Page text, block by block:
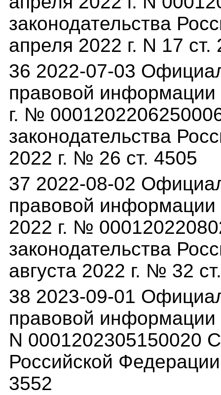
законодательства
апреля 2022 г. N 17 ст.
36 2022-07-03
правовой
г. №
законодательства
2022 г. № 26 ст. 4505
37 2022-08-02
правовой информации
2022 г. №
законодательства
августа 2022 г. № 32
38 2023-09-01
правовой информации
N 0001202305150020
Российской
3552